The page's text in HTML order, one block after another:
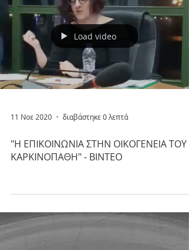
"ΔΙΑΤΡΟΦΗ ΚΑΙ ΚΑΡΚΙΝΟΣ" - ΒΙΝΤΕΟ
Load video
11 Νοε 2020 διαβάστηκε 0 λεπτά
"Η ΕΠΙΚΟΙΝΩΝΙΑ ΣΤΗΝ ΟΙΚΟΓΕΝΕΙΑ ΤΟΥ